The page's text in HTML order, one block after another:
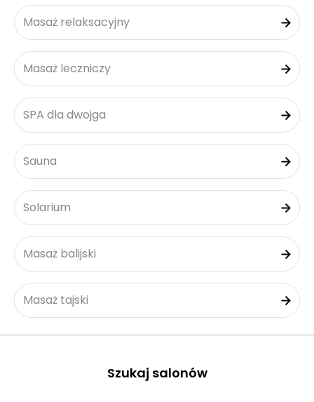
Masaż relaksacyjny
Masaż leczniczy
SPA dla dwojga
Sauna
Solarium
Masaż balijski
Masaż tajski
Szukaj salonów